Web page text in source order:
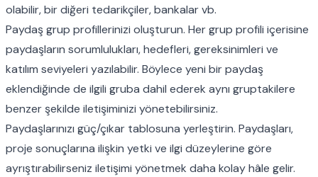
olabilir, bir diğeri tedarikçiler, bankalar vb.
Paydaş grup profillerinizi oluşturun. Her grup profili içerisine
paydaşların sorumlulukları, hedefleri, gereksinimleri ve
katılım seviyeleri yazılabilir. Böylece yeni bir paydaş
eklendiğinde de ilgili gruba dahil ederek aynı gruptakilere
benzer şekilde iletişiminizi yönetebilirsiniz.
Paydaşlarınızı güç/çıkar tablosuna yerleştirin. Paydaşları,
proje sonuçlarına ilişkin yetki ve ilgi düzeylerine göre
ayrıştırabilirseniz iletişimi yönetmek daha kolay hâle gelir.